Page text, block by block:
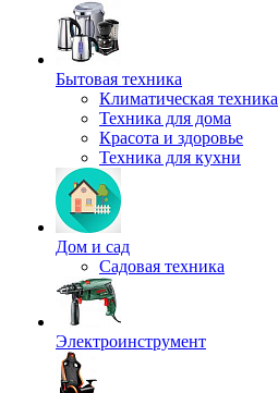
Бытовая техника
Климатическая техника
Техника для дома
Красота и здоровье
Техника для кухни
Дом и сад
Садовая техника
Электроинструмент